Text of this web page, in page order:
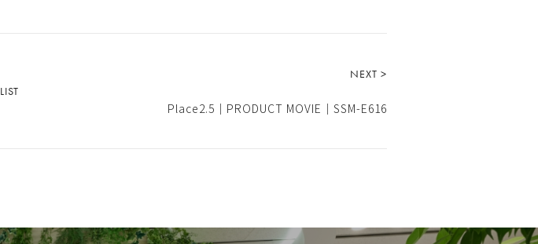
LIST
NEXT >
Place2.5｜PRODUCT MOVIE｜SSM-E616